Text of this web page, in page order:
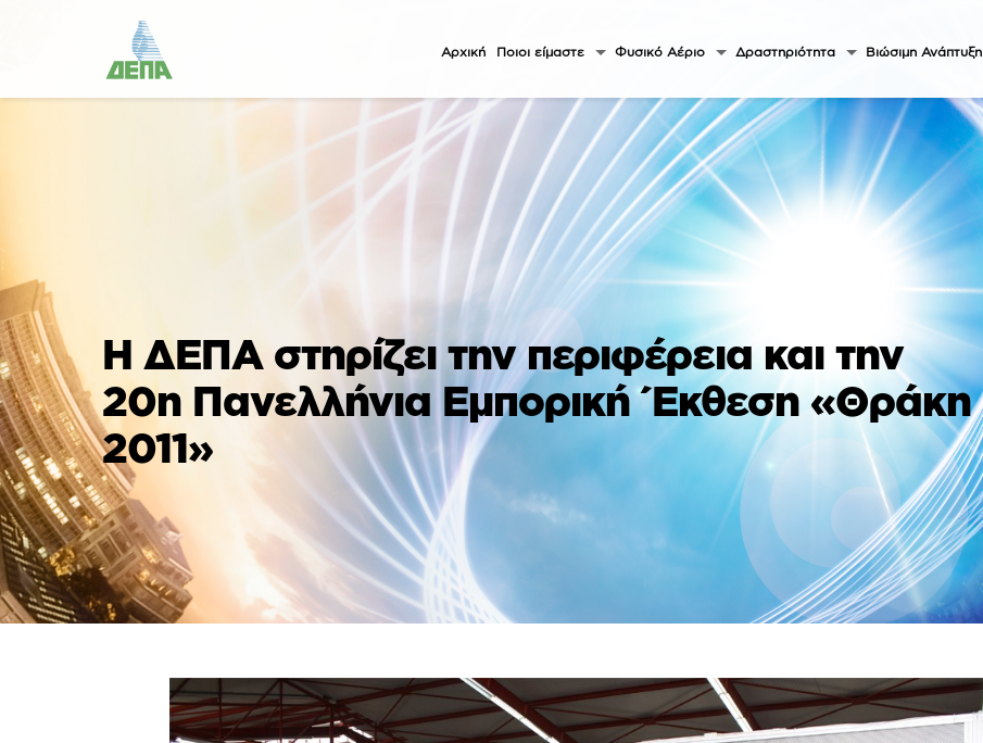
Αρχική Ποιοι είμαστε Φυσικό Αέριο Δραστηριότητα Βιώσιμη Ανάπτυξη
Η ΔΕΠΑ στηρίζει την περιφέρεια και την
20η Πανελλήνια Εμπορική Έκθεση «Θράκη
2011»